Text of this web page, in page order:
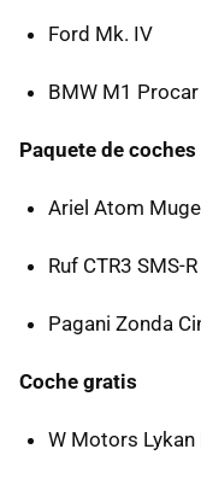
Ford Mk. IV
BMW M1
Paquete de
Ariel Atom
Ruf CTR3 SMS-R
Pagani Zonda
Coche gratis
W Motors Lykan